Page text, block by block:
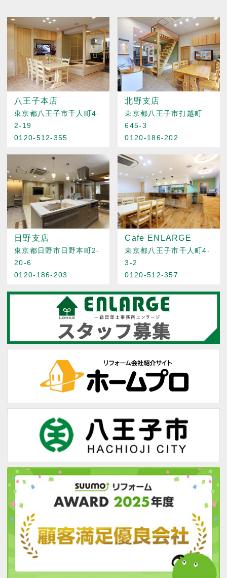
八王子本店
東京都八王子市千人町4-
2-19
0120-512-355
北野支店
東京都八王子市打越町
645-3
0120-186-202
日野支店
東京都日野市日野本町2-
20-6
0120-186-203
Cafe ENLARGE
東京都八王子市千人町4-
3-2
0120-512-357